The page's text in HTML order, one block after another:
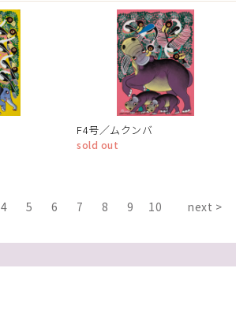
F4号／ムクンバ
sold out
4 5 6 7 8 9 10 next >